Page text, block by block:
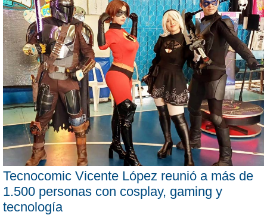
Tecnocomic Vicente López reunió a más de
1.500 personas con cosplay, gaming y
tecnología